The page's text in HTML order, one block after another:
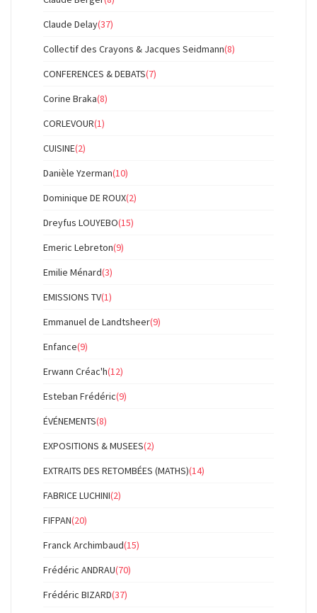
Claude Delay(37)
Collectif des Crayons & Jacques Seidmann(8)
CONFERENCES & DEBATS(7)
Corine Braka(8)
CORLEVOUR(1)
CUISINE(2)
Danièle Yzerman(10)
Dominique DE ROUX(2)
Dreyfus LOUYEBO(15)
Emeric Lebreton(9)
Emilie Ménard(3)
EMISSIONS TV(1)
Emmanuel de Landtsheer(9)
Enfance(9)
Erwann Créac'h(12)
Esteban Frédéric(9)
ÉVÉNEMENTS(8)
EXPOSITIONS & MUSEES(2)
EXTRAITS DES RETOMBÉES (MATHS)(14)
FABRICE LUCHINI(2)
FIFPAN(20)
Franck Archimbaud(15)
Frédéric ANDRAU(70)
Frédéric BIZARD(37)